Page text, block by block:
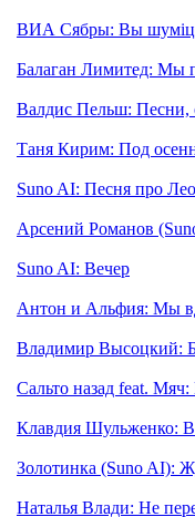
ВИА Сябры: Вы
Балаган Лимитед: Мы
Валдис Пельш: Песни,
Таня Кирим: Под
Suno AI: Песня про
Арсений Романов
Suno AI: Вечер
Антон и Альфия: Мы
Владимир Высоцкий:
Сальто назад feat.
Клавдия Шульженко:
Золотинка (Suno AI):
Наталья Влади: Не